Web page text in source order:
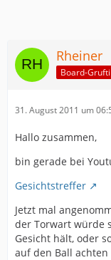
Rheiner
Board-Grufti
31. August 2011 um
Hallo zusammen,
bin gerade bei
Gesichtstreffer
Jetzt mal
der Torwart würde
Gesicht hält, oder
auf den Ball achten